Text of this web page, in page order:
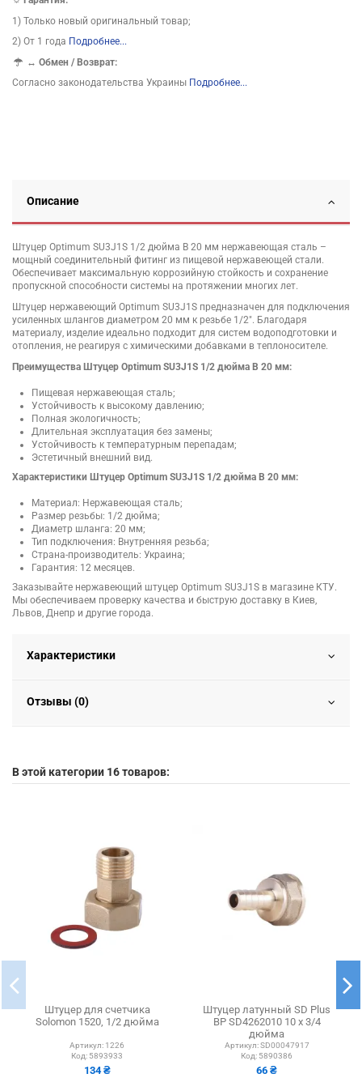
1) Только новый оригинальный товар;
2) От 1 года Подробнее...
↔Обмен / Возврат:
Согласно законодательства Украины Подробнее...
Описание
Штуцер Optimum SU3J1S 1/2 дюйма В 20 мм нержавеющая сталь –
мощный соединительный фитинг из пищевой нержавеющей стали.
Обеспечивает максимальную коррозийную стойкость и сохранение
пропускной способности системы на протяжении многих лет.
Штуцер нержавеющий Optimum SU3J1S предназначен для подключения
усиленных шлангов диаметром 20 мм к резьбе 1/2". Благодаря
материалу, изделие идеально подходит для систем водоподготовки и
отопления, не реагируя с химическими добавками в теплоносителе.
Преимущества Штуцер Optimum SU3J1S 1/2 дюйма В 20 мм:
Пищевая нержавеющая сталь;
Устойчивость к высокому давлению;
Полная экологичность;
Длительная эксплуатация без замены;
Устойчивость к температурным перепадам;
Эстетичный внешний вид.
Характеристики Штуцер Optimum SU3J1S 1/2 дюйма В 20 мм:
Материал: Нержавеющая сталь;
Размер резьбы: 1/2 дюйма;
Диаметр шланга: 20 мм;
Тип подключения: Внутренняя резьба;
Страна-производитель: Украина;
Гарантия: 12 месяцев.
Заказывайте нержавеющий штуцер Optimum SU3J1S в магазине КТУ.
Мы обеспечиваем проверку качества и быструю доставку в Киев,
Львов, Днепр и другие города.
Характеристики
Отзывы (0)
В этой категории 16 товаров:
Штуцер для счетчика
Solomon 1520, 1/2 дюйма
Артикул: 1226
Код: 5893933
134 ₴
Штуцер латунный SD Plus
ВР SD4262010 10 х 3/4
дюйма
Артикул: SD00047917
Код: 5890386
66 ₴